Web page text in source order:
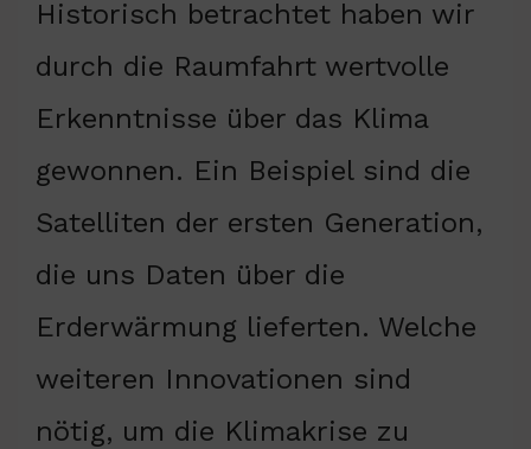
Historisch betrachtet haben wir
durch die Raumfahrt wertvolle
Erkenntnisse über das Klima
gewonnen. Ein Beispiel sind die
Satelliten der ersten Generation,
die uns Daten über die
Erderwärmung lieferten. Welche
weiteren Innovationen sind
nötig, um die Klimakrise zu